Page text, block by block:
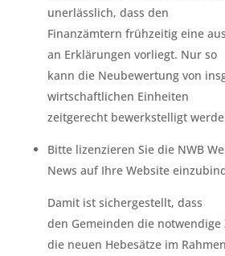
unerlässlich, dass den
Finanzämtern frühzeitig eine
an Erklärungen vorliegt. Nur so
kann die Neubewertung von
wirtschaftlichen Einheiten
zeitgerecht bewerkstelligt
Bitte lizenzieren Sie die NWB
News auf Ihre Website
Damit ist sichergestellt, dass
den Gemeinden die
die neuen Hebesätze im Rahmen